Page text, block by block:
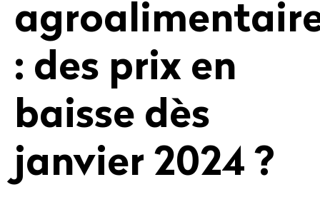
: des prix en
baisse dès
janvier 2024 ?